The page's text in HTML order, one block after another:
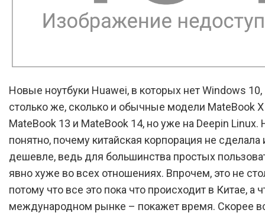
Новые ноутбуки Huawei, в которых нет Windows 10,
столько же, сколько и обычные модели MateBook X
MateBook 13 и MateBook 14, но уже на Deepin
понятно, почему китайская корпорация не сделала
дешевле, ведь для большинства простых
явно хуже во всех отношениях. Впрочем, это не
потому что все это пока что происходит в Китае, а
международном рынке – покажет время. Скорее